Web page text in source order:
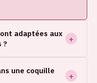
adaptées aux
?
une coquille